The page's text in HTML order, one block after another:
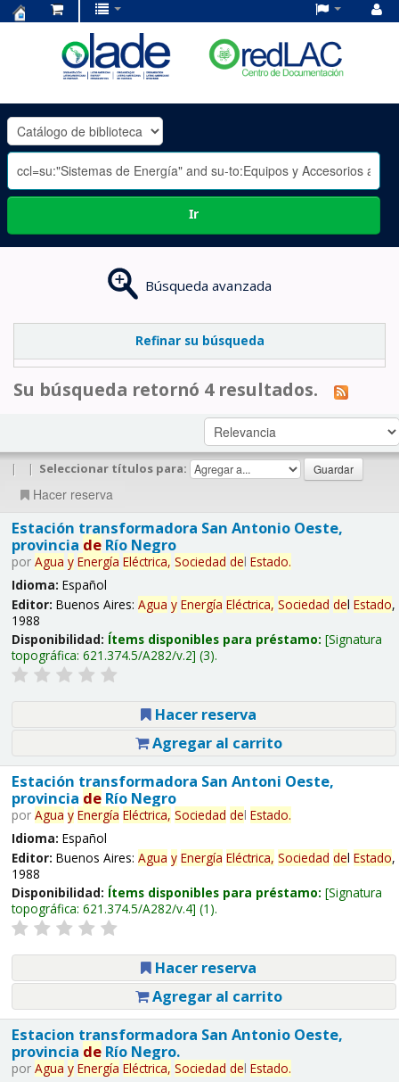
OLADE
-
Ir
Búsqueda avanzada
Refinar su búsqueda
Su búsqueda retornó 4 resultados.
| | Seleccionar títulos para:
Hacer reserva
Estación transformadora San Antonio Oeste,
provincia deRío Negro
por Agua y Energía Eléctrica, Sociedad del Estado.
Idioma: Español
Editor: Buenos Aires: Agua y Energía Eléctrica, Sociedad del Estado,
1988
Disponibilidad: Ítems disponibles para préstamo: Signatura
topográfica: 621.374.5/A282/v.2 (3).
Hacer reserva
Agregar al carrito
Estación transformadora San Antoni Oeste,
provincia deRío Negro
por Agua y Energía Eléctrica, Sociedad del Estado.
Idioma: Español
Editor: Buenos Aires: Agua y Energía Eléctrica, Sociedad del Estado,
1988
Disponibilidad: Ítems disponibles para préstamo: Signatura
topográfica: 621.374.5/A282/v.4 (1).
Hacer reserva
Agregar al carrito
Estacion transformadora San Antonio Oeste,
provincia deRío Negro.
por Agua y Energía Eléctrica, Sociedad del Estado.